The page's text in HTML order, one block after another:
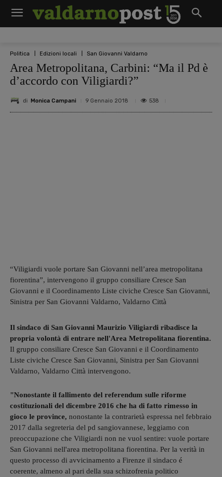
Politica Edizioni locali San Giovanni Valdarno
Area Metropolitana, Carbini: “Ma il Pd è
d’accordo con Viligiardi?”
di Monica Campani 9 Gennaio 2018 538
“Viligiardi vuole portare San Giovanni nell’area metropolitana
fiorentina”, intervengono il gruppo consiliare Cresce San
Giovanni e il Coordinamento Liste civiche Cresce San Giovanni,
Sinistra per San Giovanni Valdarno, Valdarno Città
Il sindaco di San Giovanni Maurizio Viligiardi ribadisce la
propria volontà di entrare nell'Area Metropolitana fiorentina.
Il gruppo consiliare Cresce San Giovanni e il Coordinamento
Liste civiche Cresce San Giovanni, Sinistra per San Giovanni
Valdarno, Valdarno Città intervengono.
"Nonostante il fallimento del referendum sulle riforme
costituzionali del dicembre 2016 che ha di fatto rimesso in
gioco le province, nonostante la contrarietà espressa nel febbraio
2017 dalla segreteria del pd sangiovannese, leggiamo con
preoccupazione che Viligiardi non ne vuol sentire: vuole portare
San Giovanni nell'area metropolitana fiorentina. Per la verità in
questo processo di avvicinamento a Firenze il sindaco é
coerente, almeno al pari della sua schizofrenia politico